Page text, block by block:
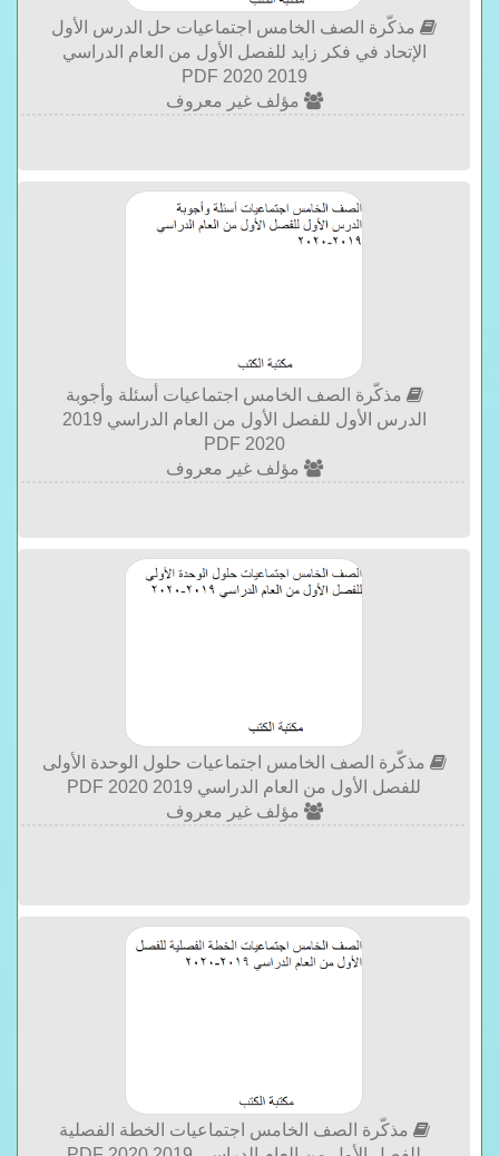
مذكّرة الصف الخامس اجتماعيات حل الدرس الأول
الإتحاد في فكر زايد للفصل الأول من العام الدراسي
2019 2020 PDF
مؤلف غير معروف
مذكّرة الصف الخامس اجتماعيات أسئلة وأجوبة
الدرس الأول للفصل الأول من العام الدراسي 2019
2020 PDF
مؤلف غير معروف
مذكّرة الصف الخامس اجتماعيات حلول الوحدة الأولى
للفصل الأول من العام الدراسي 2019 2020 PDF
مؤلف غير معروف
مذكّرة الصف الخامس اجتماعيات الخطة الفصلية